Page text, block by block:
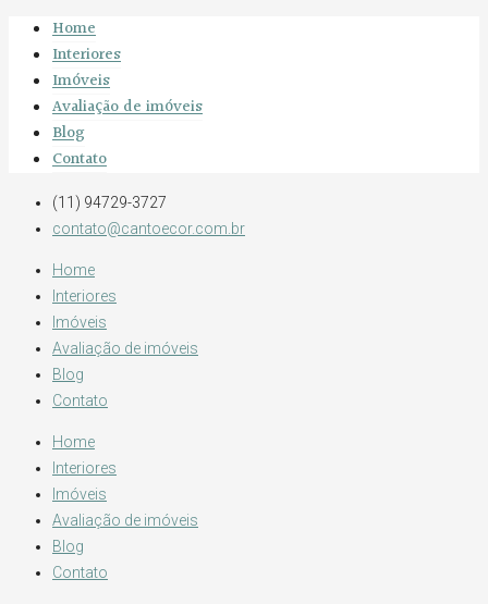
Home
Interiores
Imóveis
Avaliação de imóveis
Blog
Contato
(11) 94729-3727
contato@cantoecor.com.br
Home
Interiores
Imóveis
Avaliação de imóveis
Blog
Contato
Home
Interiores
Imóveis
Avaliação de imóveis
Blog
Contato